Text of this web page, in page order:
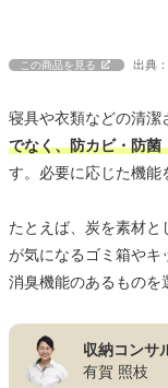
この商品を見る 出典
寝具や衣類などの清潔
でなく、防カビ・防菌
す。必要に応じた機能
たとえば、炭を素材
が気になるゴミ箱やキ
消臭機能のあるものを
収納コンサ
有賀 照枝